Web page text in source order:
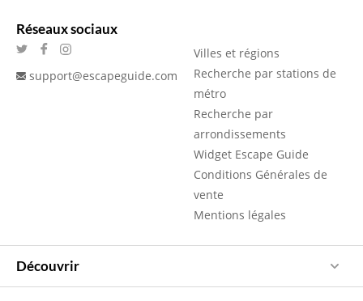
Réseaux sociaux
support@escapeguide.com
Villes et régions
Recherche par stations de
métro
Recherche par
arrondissements
Widget Escape Guide
Conditions Générales de
vente
Mentions légales
Découvrir